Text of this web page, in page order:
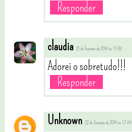
Responder
claudia 21 de fevereiro de 2014 às 17:00
Adorei o sobretudo!!!
Responder
Unknown 22 de fevereiro de 2014 às 17:54